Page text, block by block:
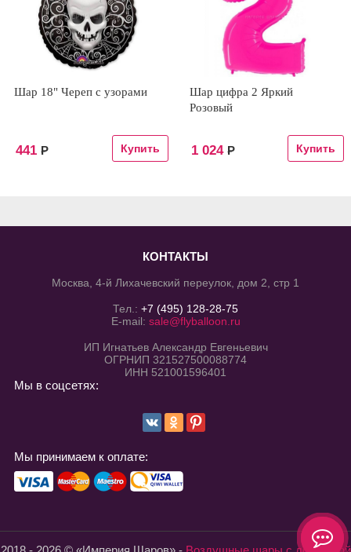
Шар 18" Череп с узорами
441 Р
Шар цифра 2 Яркий
Розовый
1 024 Р
КОНТАКТЫ
Москва, 4-й Лихачевский переулок, дом 2, стр 1
Тел.: +7 (495) 128-28-75
E-mail: sale@flyballoon.ru
ИП Игнатьев Александр Евгеньевич
ОГРНИП 321527500088774
ИНН 521001596401
Мы в соцсетях:
Мы принимаем к оплате: